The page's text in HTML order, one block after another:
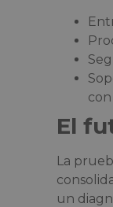
El
La
un